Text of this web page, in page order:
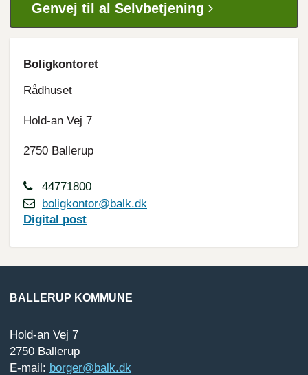
Genvej til al Selvbetjening
Boligkontoret
Rådhuset
Hold-an Vej 7
2750 Ballerup
44771800
boligkontor@balk.dk
Digital post
BALLERUP KOMMUNE
Hold-an Vej 7
2750 Ballerup
E-mail: borger@balk.dk